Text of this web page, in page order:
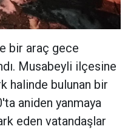
bir araç gece
Musabeyli ilçesine
halinde bulunan bir
aniden yanmaya
eden vatandaşlar